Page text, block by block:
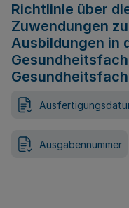
Richtlinie über
Zuwendungen
Ausbildungen in
Ausgabennummer